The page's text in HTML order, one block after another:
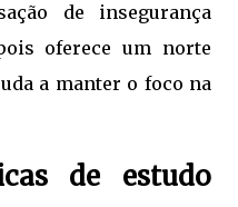
de insegurança
oferece um norte
a manter o foco na
de estudo